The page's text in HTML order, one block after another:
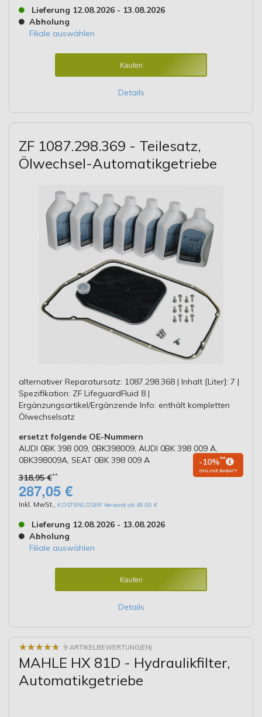
Lieferung 12.08.2026 - 13.08.2026
Abholung
Filiale auswählen
Kaufen
Details
ZF 1087.298.369 - Teilesatz,
Ölwechsel-Automatikgetriebe
alternativer Reparatursatz: 1087.298.368 | Inhalt [Liter]: 7 |
Spezifikation: ZF LifeguardFluid 8 |
Ergänzungsartikel/Ergänzende Info: enthält kompletten
Ölwechselsatz
ersetzt folgende OE-Nummern
AUDI 0BK 398 009, 0BK398009, AUDI 0BK 398 009 A,
0BK398009A, SEAT 0BK 398 009 A
318,95 €**
-10%**
ONLINE RABATT
287,05 €
Inkl. MwSt., KOSTENLOSER Versand ab 49,00 €
Lieferung 12.08.2026 - 13.08.2026
Abholung
Filiale auswählen
Kaufen
Details
★★★★★
★★★★★ 9 ARTIKELBEWERTUNG(EN)
MAHLE HX 81D - Hydraulikfilter,
Automatikgetriebe